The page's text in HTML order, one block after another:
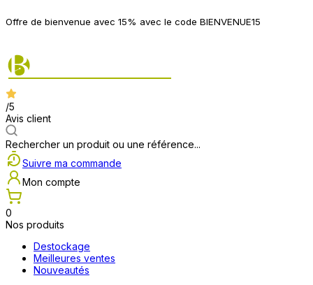
Offre de bienvenue avec 15% avec le code BIENVENUE15
/5
Avis client
Rechercher un produit ou une référence...
Suivre ma commande
Mon compte
0
Nos produits
Destockage
Meilleures ventes
Nouveautés